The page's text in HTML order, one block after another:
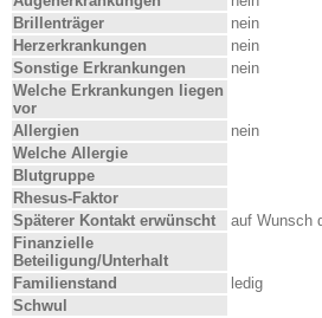
Brillenträger
nein
Herzerkrankungen
nein
Sonstige Erkrankungen
nein
Welche Erkrankungen liegen
vor
Allergien
nein
Welche Allergie
Blutgruppe
Rhesus-Faktor
Späterer Kontakt erwünscht
auf Wunsch
Finanzielle
Beteiligung/Unterhalt
Familienstand
ledig
Schwul